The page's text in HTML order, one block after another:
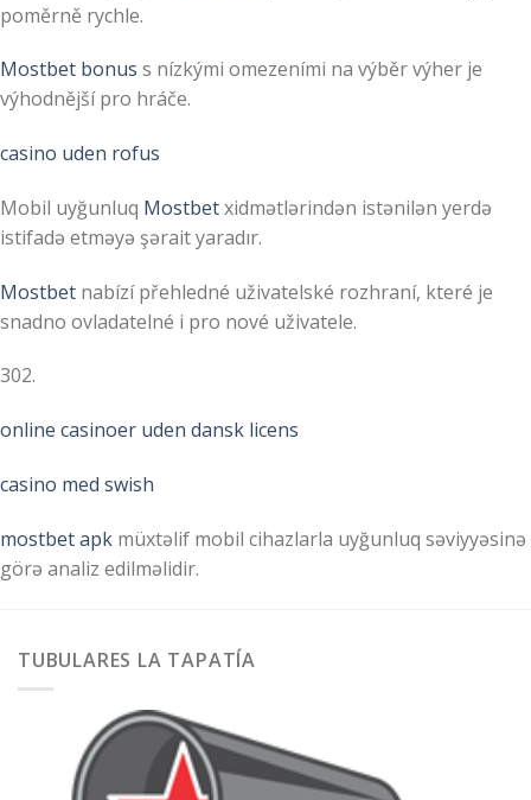
poměrně rychle.
Mostbet bonus s nízkými omezeními na výběr výher je
výhodnější pro hráče.
casino uden rofus
Mobil uyğunluq Mostbetxidmətlərindən istənilən yerdə
istifadə etməyə şərait yaradır.
Mostbet nabízí přehledné uživatelské rozhraní, které je
snadno ovladatelné i pro nové uživatele.
302.
online casinoer uden dansk licens
casino med swish
mostbet apk müxtəlif mobil cihazlarla uyğunluq səviyyəsinə
görə analiz edilməlidir.
TUBULARES LA TAPATÍA